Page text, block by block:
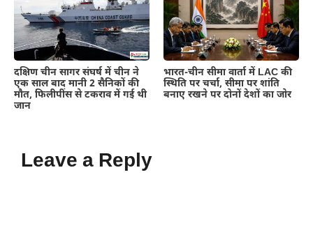
दक्षिण चीन सागर संघर्ष में चीन ने
एक साल बाद मानी 2 सैनिकों की
मौत, फिलीपींस से टकराव में गई थी
जान
भारत-चीन सीमा वार्ता में LAC की
स्थिति पर चर्चा, सीमा पर शांति
बनाए रखने पर दोनों देशों का जोर
Leave a Reply